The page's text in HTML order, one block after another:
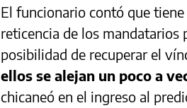
El funcionario contó que
reticencia de los
posibilidad de recuperar el
ellos se alejan un poco a
chicaneó en el ingreso al